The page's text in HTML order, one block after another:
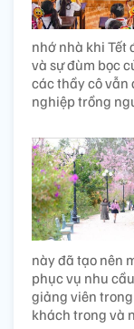
nhớ nhà khi Tết
và sự đùm bọc
các thầy cô vẫn
nghiệp trồng
này đã tạo nên
phục vụ nhu
giảng viên
khách trong và